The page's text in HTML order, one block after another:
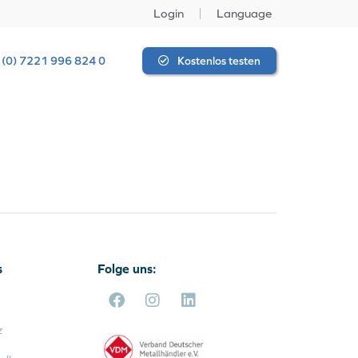
Login Language
7221 996 824 0 Kostenlos testen
Folge uns: